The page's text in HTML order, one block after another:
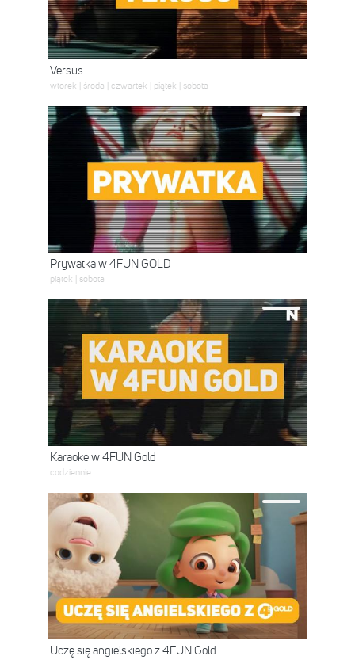
Versus
wtorek | środa | czwartek | piątek | sobota
Prywatka w 4FUN GOLD
piątek | sobota
Karaoke w 4FUN Gold
codziennie
Uczę się angielskiego z 4FUN Gold